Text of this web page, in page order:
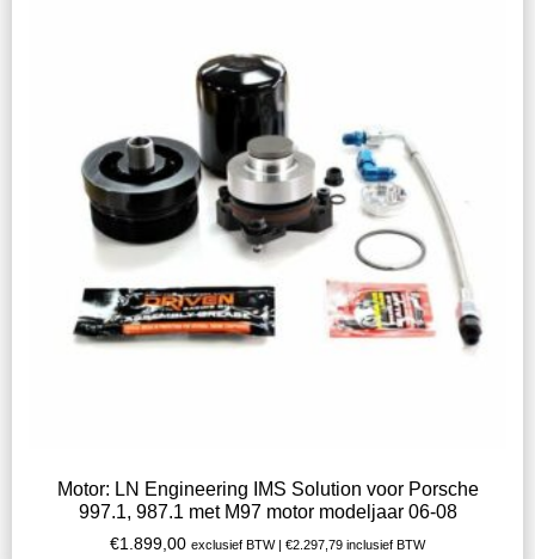
Motor: LN Engineering IMS Solution voor Porsche
997.1, 987.1 met M97 motor modeljaar 06-08
€1.899,00 exclusief BTW | €2.297,79 inclusief BTW